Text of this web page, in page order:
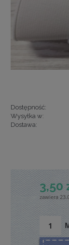
Dostępność:
Wysyłka w:
Dostawa:
Cena nie
3,50
zawiera